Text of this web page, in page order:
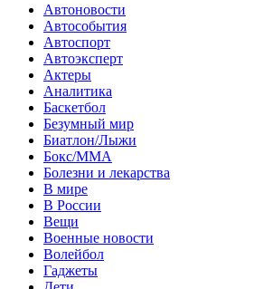
Автоновости
Автособытия
Автоспорт
Автоэксперт
Актеры
Аналитика
Баскетбол
Безумный мир
Биатлон/Лыжи
Бокс/MMA
Болезни и лекарства
В мире
В России
Вещи
Военные новости
Волейбол
Гаджеты